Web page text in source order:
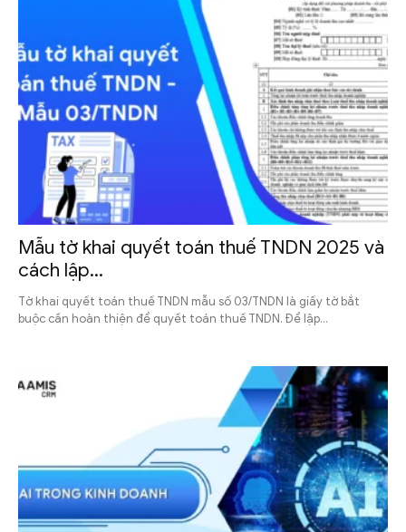
Mẫu tờ khai quyết toán thuế TNDN 2025 và
cách lập...
Tờ khai quyết toán thuế TNDN mẫu số 03/TNDN là giấy tờ bắt
buộc cần hoàn thiện để quyết toán thuế TNDN. Để lập...